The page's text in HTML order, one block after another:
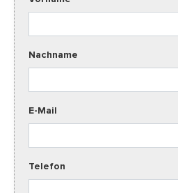
Nachname
E-Mail
Telefon